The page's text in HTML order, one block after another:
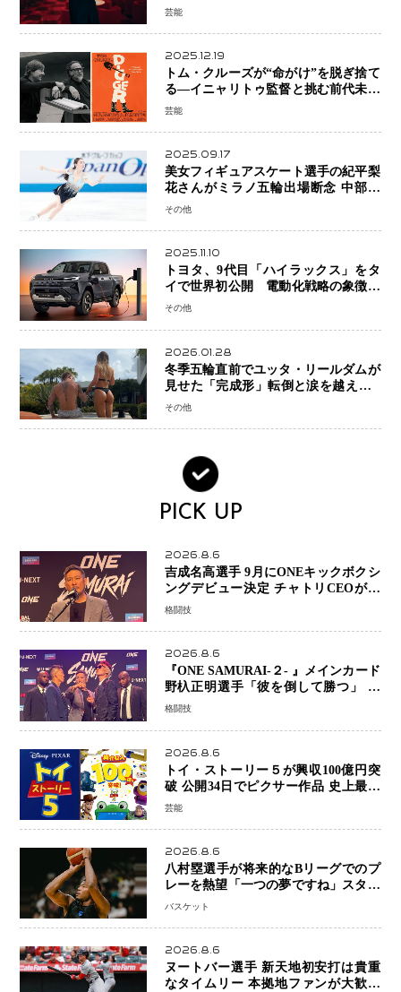
芸能
2025.12.19
トム・クルーズが“命がけ”を脱ぎ捨て
る―イニャリトゥ監督と挑む前代未聞
の大惨事コメディ「DIGGER ディガ
芸能
2025.09.17
美女フィギュアスケート選手の紀平梨
花さんがミラノ五輪出場断念 中部選
手権欠場を発表「安全最優先の判断」
その他
2025.11.10
トヨタ、9代目「ハイラックス」をタ
イで世界初公開 電動化戦略の象徴と
なるBEVモデルを初設定
その他
2026.01.28
冬季五輪直前でユッタ・リールダムが
見せた「完成形」転倒と涙を越えて─
ミラノで金を狙うオランダ女王の現在
その他
PICK UP
2026.8.6
吉成名高選手 9月にONEキックボクシ
ングデビュー決定 チャトリCEOがサ
プライズ発表 2カ月連続参戦へ
格闘技
2026.8.6
『ONE SAMURAI-２- 』メインカード
野杁正明選手「彼を倒して勝つ」 リ
ウ・メンヤンとの因縁に決着へ 再起
初戦
格闘技
2026.8.6
トイ・ストーリー５が興収100億円突
破 公開34日でピクサー作品 史上最速
日本歴代シリーズ最高更新も目前
芸能
2026.8.6
八村塁選手が将来的なBリーグでのプ
レーを熱望「一つの夢ですね」スター
帰還がリーグ価値を押し上げる可能性
バスケット
2026.8.6
ヌートバー選手 新天地初安打は貴重
なタイムリー 本拠地ファンが大歓声